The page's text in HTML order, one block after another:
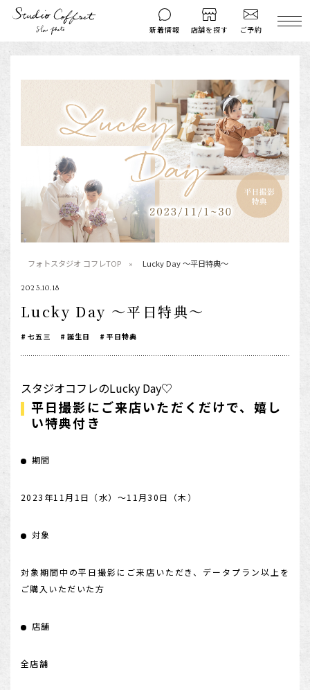
新着情報 店舗を探す ご予約
はじめての方へ 料金シミュレーション
衣装ギャラリー よくある質問
キャンペーン コフレマグ
お知らせ 資料請求
料金プラン
入学・卒業記念
十三祝い・十三参り
家族写真・記念写真
1歳誕生日
誕生日
桃の節句・端午の節句
ロケーション撮影・カメラマン
赤ちゃん撮影・ベビーフォト
フォトスタジオ コフレTOP Lucky Day ～平日特典～
2023.10.18
Lucky Day ～平日特典～
七五三 誕生日 平日特典
スタジオコフレのLucky Day♡
平日撮影にご来店いただくだけで、嬉し
い特典付き
期間
2023年11月1日（水）～11月30日（木）
対象
対象期間中の平日撮影にご来店いただき、データプラン以上を
ご購入いただいた方
店舗
全店舗